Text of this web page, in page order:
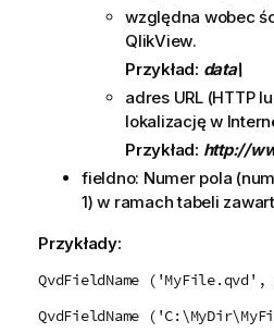
względna wobec
QlikView.
Przykład: data\
adres URL (HTTP
lokalizację w
Przykład: http://
fieldno: Numer pola
1) w ramach tabeli
Przykłady:
QvdFieldName ('MyFile.qvd',
QvdFieldName